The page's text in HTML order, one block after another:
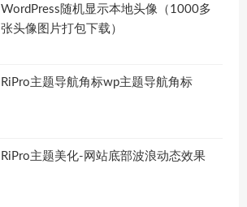
WordPress随机显示本地头像（1000多
张头像图片打包下载）
RiPro主题导航角标wp主题导航角标
RiPro主题美化-网站底部波浪动态效果